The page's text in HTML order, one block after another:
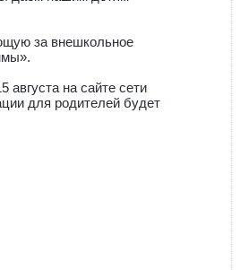
за внешкольное
августа на сайте сети
для родителей будет